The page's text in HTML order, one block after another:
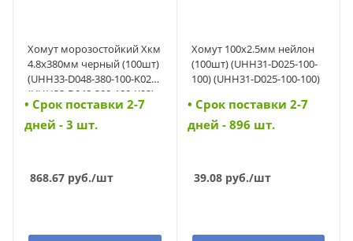
Хомут морозостойкий Хкм
4.8х380мм черный (100шт)
(UHH33-D048-380-100-K02)
(UHH33-D048-380-100-K02)
• Cрок поставки 2-7
дней - 3 шт.
868.67 руб./шт
Хомут 100х2.5мм нейлон
(100шт) (UHH31-D025-100-
100) (UHH31-D025-100-100)
• Cрок поставки 2-7
дней - 896 шт.
39.08руб./шт